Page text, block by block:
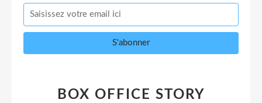
BOX OFFICE STORY